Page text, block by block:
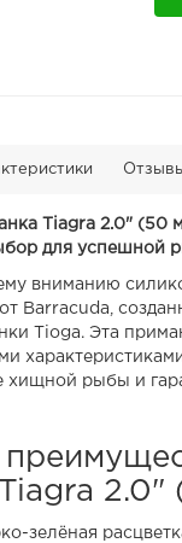
Tiagra 2.0" (50
для успешной
вниманию
Barracuda,
Tioga. Эта
хищной рыбы и
2.0"
зелёная